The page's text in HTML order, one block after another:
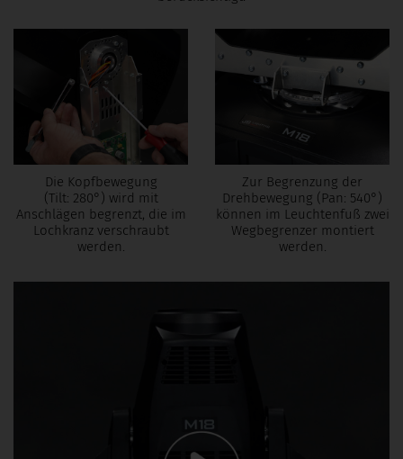
Die Kopfbewegung
(Tilt: 280°) wird mit
Anschlägen begrenzt, die im
Lochkranz verschraubt
werden.
Zur Begrenzung der
Drehbewegung (Pan: 540°)
können im Leuchtenfuß zwei
Wegbegrenzer montiert
werden.